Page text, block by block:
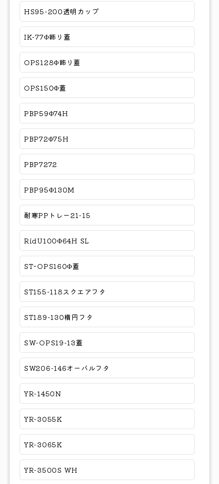
HS95-200透明カップ
IK-77Φ飾り蓋
OPS128Φ飾り蓋
OPS150Φ蓋
PBP59Φ74H
PBP72Φ75H
PBP7272
PBP95Φ130M
耐寒PPトレー21-15
RidU100Φ64H SL
STｰOPS160Φ蓋
ST155-118スクエアフタ
ST189-130楕円フタ
SW-OPS19-13蓋
SW206-146オーバルフタ
YR-1450N
YR-3055K
YR-3065K
YR-3500S WH